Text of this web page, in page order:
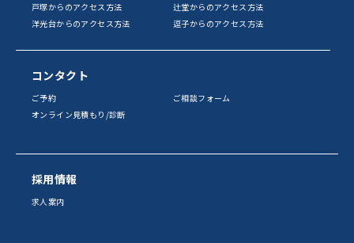
戸塚からのアクセス方法
辻堂からのアクセス方法
洋光台からのアクセス方法
逗子からのアクセス方法
コンタクト
ご予約
ご相談フォーム
オンライン見積もり/診断
採用情報
求人案内